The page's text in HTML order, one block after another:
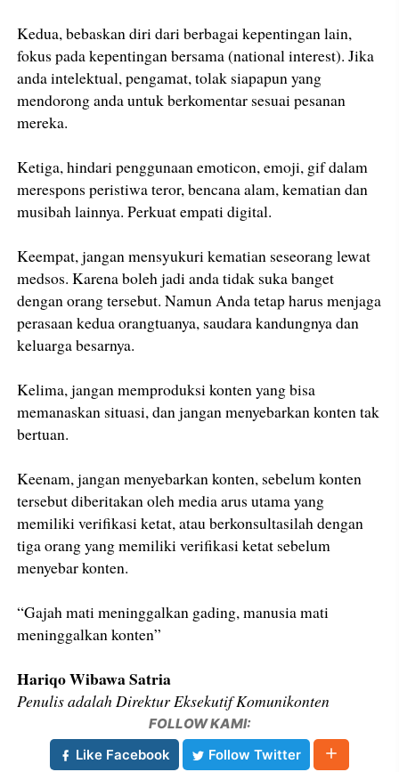
Kedua, bebaskan diri dari berbagai kepentingan lain,
fokus pada kepentingan bersama (national interest). Jika
anda intelektual, pengamat, tolak siapapun yang
mendorong anda untuk berkomentar sesuai pesanan
mereka.
Ketiga, hindari penggunaan emoticon, emoji, gif dalam
merespons peristiwa teror, bencana alam, kematian dan
musibah lainnya. Perkuat empati digital.
Keempat, jangan mensyukuri kematian seseorang lewat
medsos. Karena boleh jadi anda tidak suka banget
dengan orang tersebut. Namun Anda tetap harus menjaga
perasaan kedua orangtuanya, saudara kandungnya dan
keluarga besarnya.
Kelima, jangan memproduksi konten yang bisa
memanaskan situasi, dan jangan menyebarkan konten tak
bertuan.
Keenam, jangan menyebarkan konten, sebelum konten
tersebut diberitakan oleh media arus utama yang
memiliki verifikasi ketat, atau berkonsultasilah dengan
tiga orang yang memiliki verifikasi ketat sebelum
menyebar konten.
“Gajah mati meninggalkan gading, manusia mati
meninggalkan konten”
Hariqo Wibawa Satria
Penulis adalah Direktur Eksekutif Komunikonten
FOLLOW KAMI:
Like Facebook
Follow Twitter